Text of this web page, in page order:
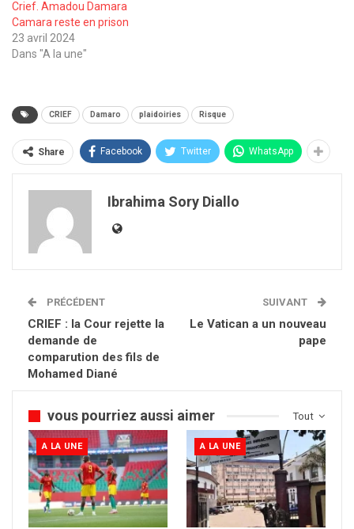
Crief. Amadou Damara
Camara reste en prison
23 avril 2024
Dans "A la une"
CRIEF Damaro plaidoiries Risque
Share Facebook Twitter WhatsApp
Ibrahima Sory Diallo
PRÉCÉDENT
CRIEF : la Cour rejette la
demande de
comparution des fils de
Mohamed Diané
SUIVANT
Le Vatican a un nouveau
pape
Tout
vous pourriez aussi aimer
A LA UNE A LA UNE